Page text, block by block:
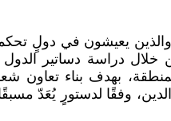
يعيشون في دولٍ
خلال دراسة دساتير
بهدف بناء
وفقًا لدستورٍ يُعَدّ